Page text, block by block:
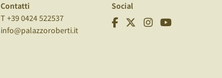
Contatti
T +39 0424 522537
info@palazzoroberti.it
Social